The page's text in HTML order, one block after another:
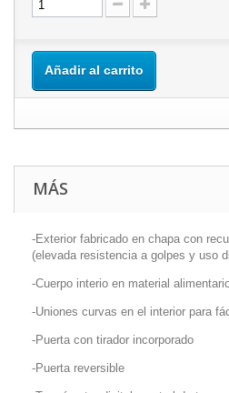
Añadir al carrito
MÁS
-Exterior fabricado en chapa con
(elevada resistencia a golpes y uso
-Cuerpo interio en material
-Uniones curvas en el interior para
-Puerta con tirador incorporado
-Puerta reversible